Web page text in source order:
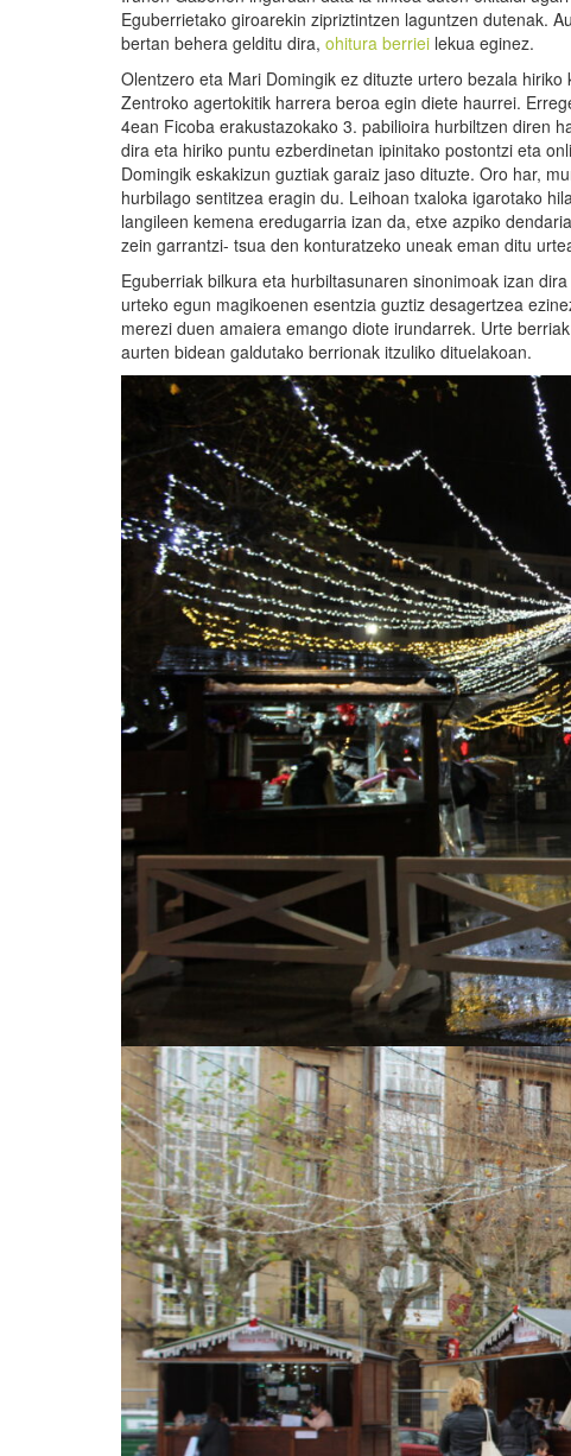
Eguberrietako giroarekin zipriztintzen laguntzen dutenak.
bertan behera gelditu dira, ohitura berriei lekua eginez.
Olentzero eta Mari Domingik ez dituzte urtero bezala
Zentroko agertokitik harrera beroa egin diete haurrei.
4ean Ficoba erakustazokako 3. pabilioira hurbiltzen diren
dira eta hiriko puntu ezberdinetan ipinitako postontzi eta
Domingik eskakizun guztiak garaiz jaso dituzte. Oro har,
hurbilago sentitzea eragin du. Leihoan txaloka igarotako
langileen kemena eredugarria izan da, etxe azpiko
zein garrantzi- tsua den konturatzeko uneak eman ditu
Eguberriak bilkura eta hurbiltasunaren sinonimoak izan
urteko egun magikoenen esentzia guztiz desagertzea
merezi duen amaiera emango diote irundarrek. Urte
aurten bidean galdutako berrionak itzuliko dituelakoan.